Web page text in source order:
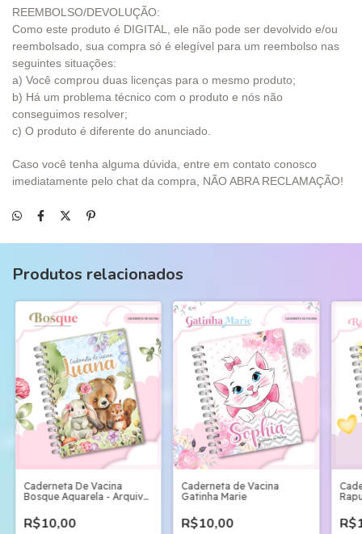
REEMBOLSO/DEVOLUÇÃO:
Como este produto é DIGITAL, ele não pode ser devolvido e/ou
reembolsado, sua compra só é elegível para um reembolso nas
seguintes situações:
a) Você comprou duas licenças para o mesmo produto;
b) Há um problema técnico com o produto e nós não
conseguimos resolver;
c) O produto é diferente do anunciado.
Caso você tenha alguma dúvida, entre em contato conosco
imediatamente pelo chat da compra, NÃO ABRA RECLAMAÇÃO!
Produtos relacionados
Caderneta De Vacina
Bosque Aquarela - Arquivo
R$10,00
Caderneta de Vacina
Gatinha Marie
R$10,00